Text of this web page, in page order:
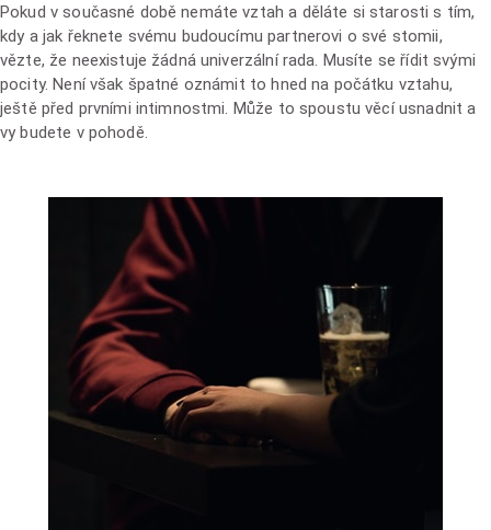
Pokud v současné době nemáte vztah a děláte si starosti s tím,
kdy a jak řeknete svému budoucímu partnerovi o své stomii,
vězte, že neexistuje žádná univerzální rada. Musíte se řídit svými
pocity. Není však špatné oznámit to hned na počátku vztahu,
ještě před prvními intimnostmi. Může to spoustu věcí usnadnit a
vy budete v pohodě.